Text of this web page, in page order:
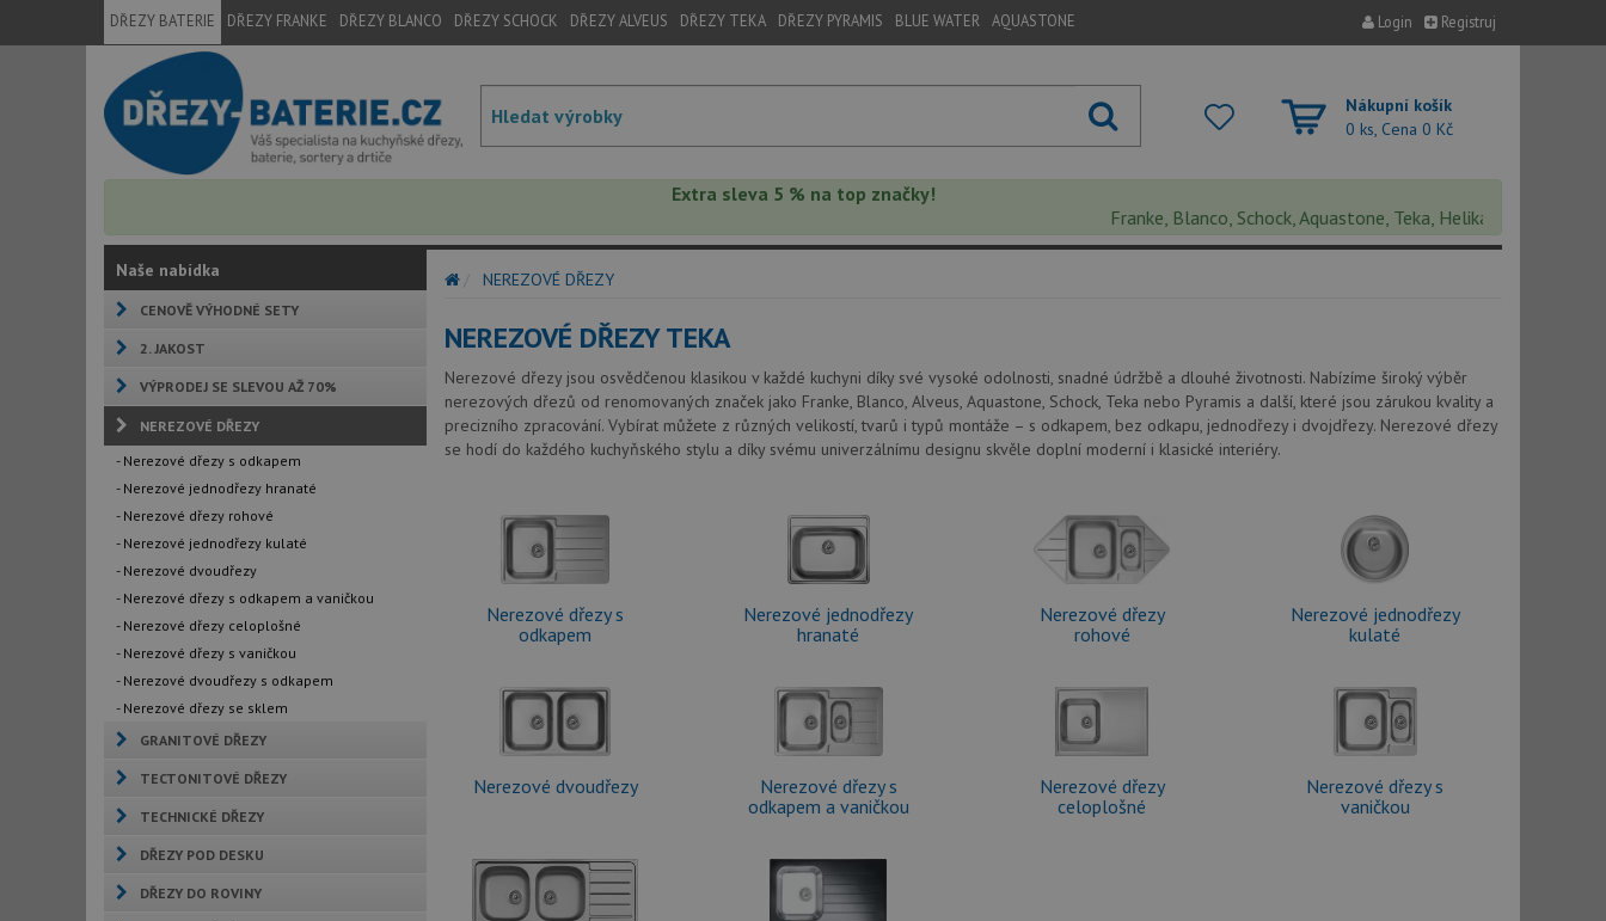
DŘEZY BATERIE DŘEZY FRANKE DŘEZY BLANCO DŘEZY SCHOCK DŘEZY ALVEUS DŘEZY TEKA DŘEZY PYRAMIS BLUE WATER AQUASTONE Login Registruj
Nákupní košík
0 ks, Cena 0 Kč
Extra sleva 5 % na top značky!
Franke, Blanco, Schock, Aquastone, Teka, Helika, Deante, Sinks,
Naše nabídka
CENOVĚ VÝHODNÉ SETY
2. JAKOST
VÝPRODEJ SE SLEVOU AŽ 70%
NEREZOVÉ DŘEZY
- Nerezové dřezy s odkapem
- Nerezové jednodřezy hranaté
- Nerezové dřezy rohové
- Nerezové jednodřezy kulaté
- Nerezové dvoudřezy
- Nerezové dřezy s odkapem a vaničkou
- Nerezové dřezy celoplošné
- Nerezové dřezy s vaničkou
- Nerezové dvoudřezy s odkapem
- Nerezové dřezy se sklem
GRANITOVÉ DŘEZY
TECTONITOVÉ DŘEZY
TECHNICKÉ DŘEZY
DŘEZY POD DESKU
DŘEZY DO ROVINY
NEREZOVÉ DŘEZY
NEREZOVÉ DŘEZY TEKA
Nerezové dřezy jsou osvědčenou klasikou v každé kuchyni díky své vysoké odolnosti, snadné údržbě a dlouhé životnosti. Nabízíme široký výběr
nerezových dřezů od renomovaných značek jako Franke, Blanco, Alveus, Aquastone, Schock, Teka nebo Pyramis a další, které jsou zárukou kvality a
precizního zpracování. Vybírat můžete z různých velikostí, tvarů i typů montáže – s odkapem, bez odkapu, jednodřezy i dvojdřezy. Nerezové dřezy
se hodí do každého kuchyňského stylu a díky svému univerzálnímu designu skvěle doplní moderní i klasické interiéry.
Nerezové dřezy s
odkapem
Nerezové jednodřezy
hranaté
Nerezové dřezy
rohové
Nerezové jednodřezy
kulaté
Nerezové dvoudřezy
Nerezové dřezy s
odkapem a vaničkou
Nerezové dřezy
celoplošné
Nerezové dřezy s
vaničkou